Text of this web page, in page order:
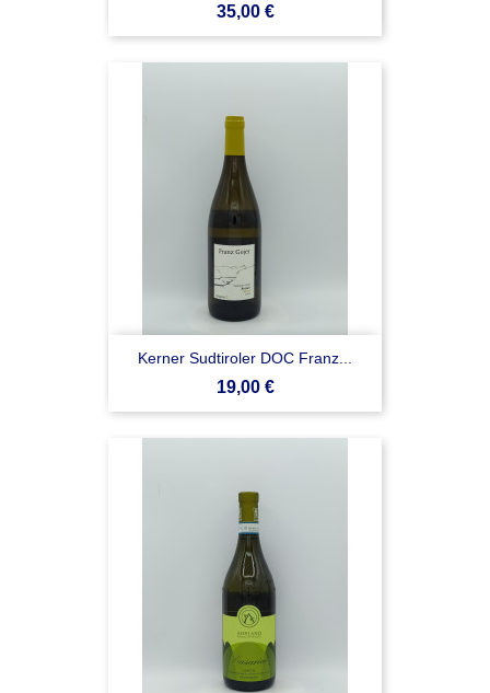
Prezzo
35,00 €
Kerner Sudtiroler DOC Franz...
Prezzo
19,00 €